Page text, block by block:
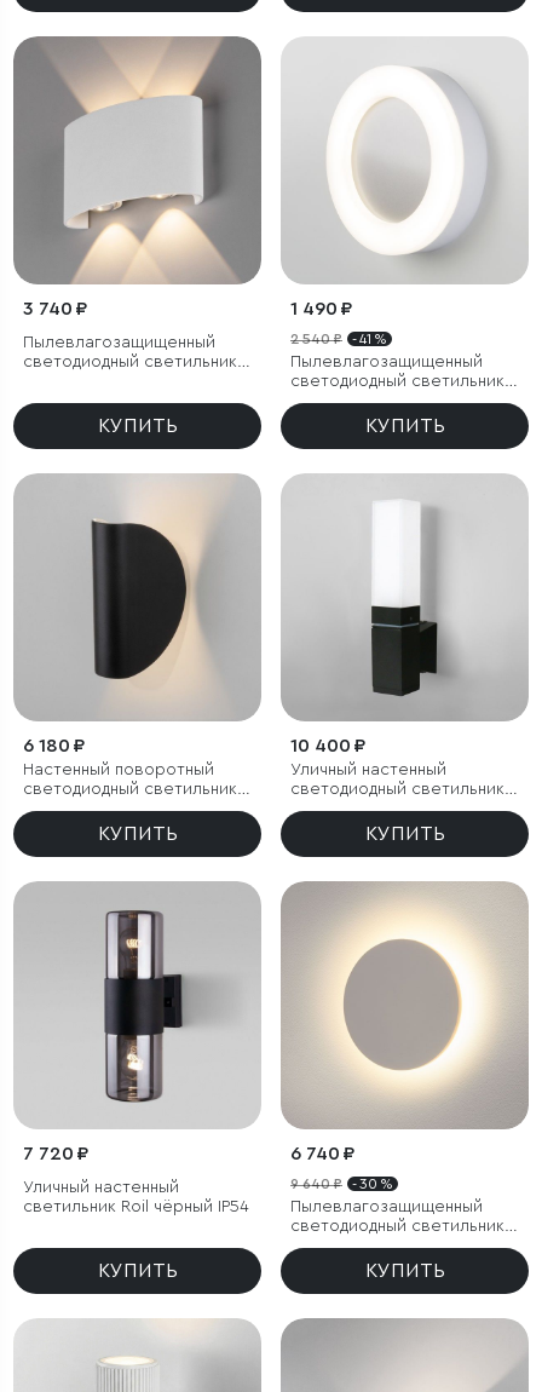
3 740 ₽
Пылевлагозащищенный
светодиодный светильник
КУПИТЬ
1 490 ₽
2 540 ₽ - 41 %
Пылевлагозащищенный
светодиодный светильник
18W 4200K IP65
КУПИТЬ
6 180 ₽
Настенный поворотный
светодиодный светильник
Taco чёрный IP54
КУПИТЬ
10 400 ₽
Уличный настенный
светодиодный светильник
Чёрный IP54
КУПИТЬ
7 720 ₽
Уличный настенный
светильник Roil чёрный IP54
КУПИТЬ
6 740 ₽
9 640 ₽ - 30 %
Пылевлагозащищенный
светодиодный светильник
Concept L белый IP54
КУПИТЬ